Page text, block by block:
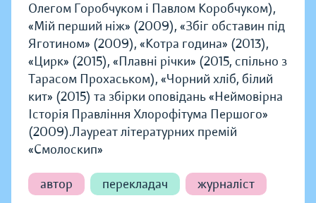
Олегом Горобчуком і Павлом Коробчуком),
«Мій перший ніж» (2009), «Збіг обставин під
Яготином» (2009), «Котра година» (2013),
«Цирк» (2015), «Плавні річки» (2015, спільно з
Тарасом Прохаськом), «Чорний хліб, білий
кит» (2015) та збірки оповідань «Неймовірна
Історія Правління Хлорофітума Першого»
(2009).Лауреат літературних премій
«Смолоскип»
автор перекладач журналіст